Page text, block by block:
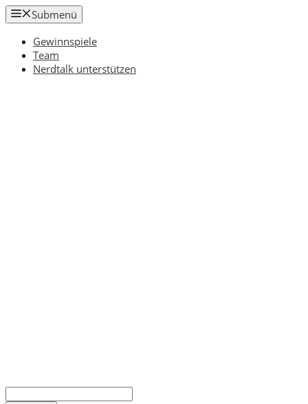
Zum
Inhalt
springen
Submenü
Gewinnspiele
Team
Nerdtalk unterstützen